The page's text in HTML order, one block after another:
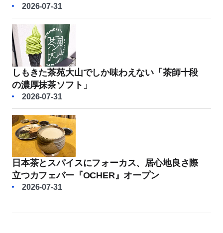
2026-07-31
しもきた茶苑大山でしか味わえない「茶師十段
の濃厚抹茶ソフト」
2026-07-31
日本茶とスパイスにフォーカス、居心地良さ際
立つカフェバー『OCHER』オープン
2026-07-31